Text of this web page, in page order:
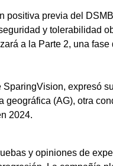
positiva previa del
y tolerabilidad
a la Parte 2, una
expresó
(AG), otra
2024.
y opiniones de